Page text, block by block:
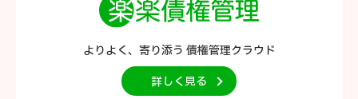
よりよく、寄り添う 債権管理クラウド
詳しく見る